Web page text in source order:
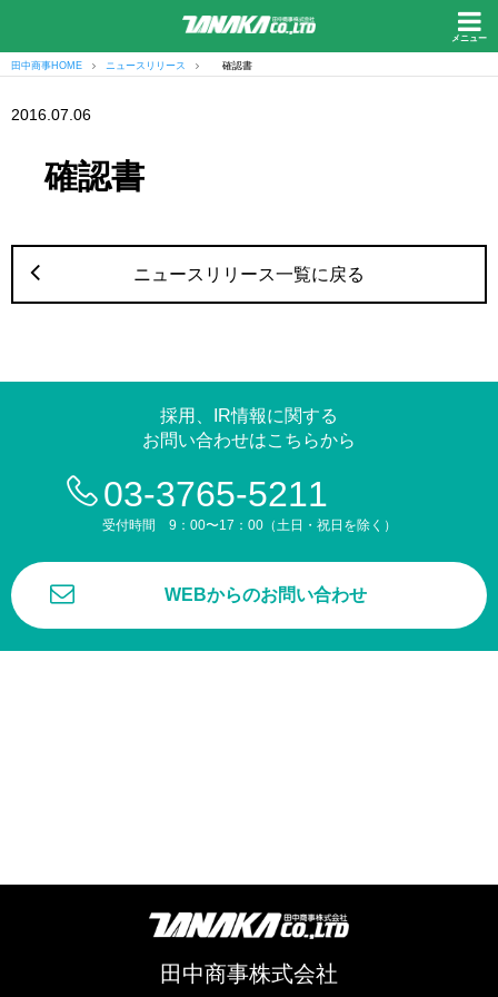
メニュー
田中商事HOME ニュースリリース 確認書
2016.07.06
確認書
ニュースリリース一覧に戻る
採用、IR情報に関する
お問い合わせはこちらから
03-3765-5211
受付時間 9：00〜17：00（土日・祝日を除く）
WEBからのお問い合わせ
田中商事株式会社